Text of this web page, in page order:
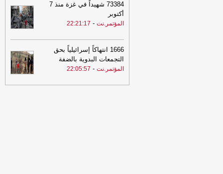
20:47 الصهوة يمن
20:17
الحديدة.. صاروخ حوثي يدمر
يمن
20:17
الحديدة.. صاروخ حوثي يدمر
مشروع مياه في مديرية السخنة
الصهوة
73384 شهيداً في غزة منذ 7
أكتوبر
المؤتمر.نت -
22:21:17
1666 انتهاكاً إسرائيلياً بحق
التجمعات البدوية بالضفة
المؤتمر.نت -
22:05:57